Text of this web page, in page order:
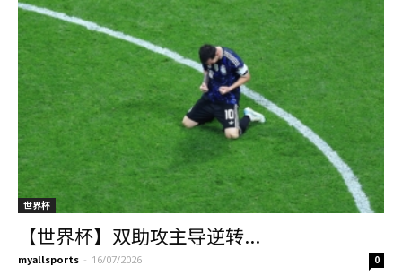
世界杯
【世界杯】双助攻主导逆转...
myallsports - 16/07/2026 0